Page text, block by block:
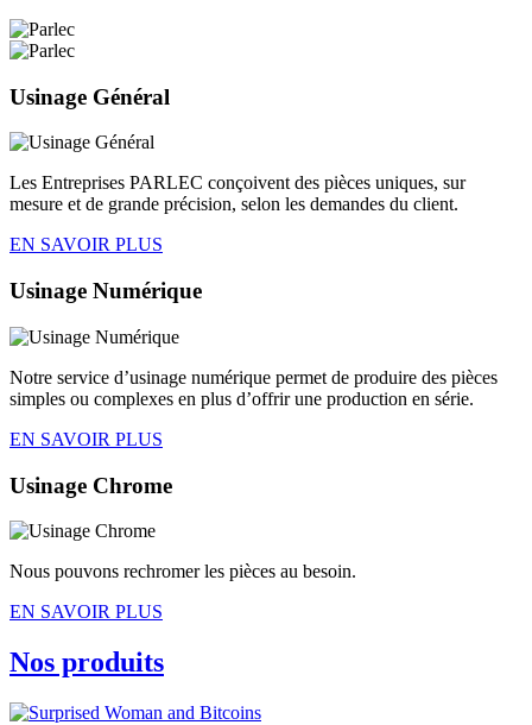
Usinage Général
Les Entreprises PARLEC conçoivent des pièces uniques, sur
mesure et de grande précision, selon les demandes du client.
EN SAVOIR PLUS
Usinage Numérique
Notre service d’usinage numérique permet de produire des pièces
simples ou complexes en plus d’offrir une production en série.
EN SAVOIR PLUS
Usinage Chrome
Nous pouvons rechromer les pièces au besoin.
EN SAVOIR PLUS
Nos produits